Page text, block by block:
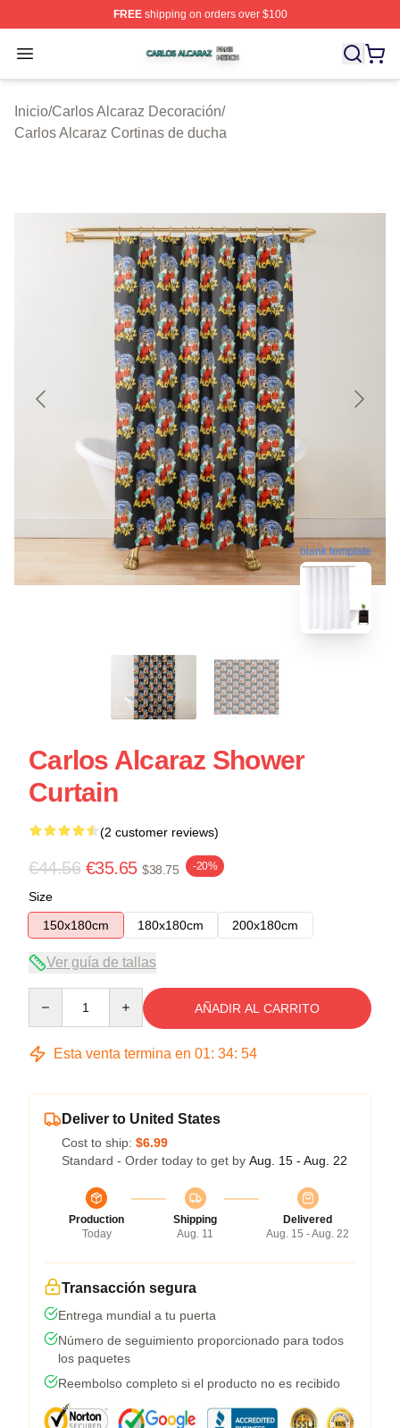
FREEshipping on orders over $100
Open menu
Carlos Alcaraz Shop ⚡️ Officially Licensed Carlos
Inicio/Carlos Alcaraz Decoración/
Carlos Alcaraz Cortinas de ducha
blank template
Carlos Alcaraz Shower
Curtain
(2 customer reviews)
€44.56 €35.65 $38.75 -20%
Size
150x180cm
180x180cm 200x180cm
Ver guía de tallas
AÑADIR AL CARRITO
Esta venta termina en 01: 34: 54
Deliver to United States
Cost to ship: $6.99
Standard - Order today to get by Aug. 15 - Aug. 22
Production
Today
Shipping
Aug. 11
Delivered
Aug. 15 - Aug. 22
Transacción segura
Entrega mundial a tu puerta
Número de seguimiento proporcionado para todos
los paquetes
Reembolso completo si el producto no es recibido